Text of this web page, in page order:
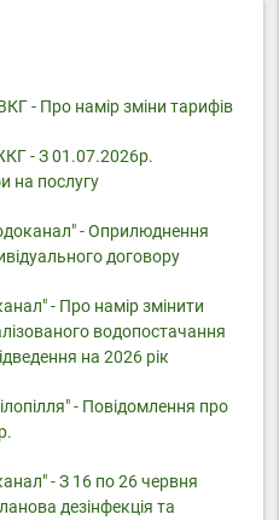
- Про намір зміни тарифів
- З 01.07.2026р.
на послугу
- Оприлюднення
договору
- Про намір змінити
водопостачання
на 2026 рік
- Повідомлення про
- З 16 по 26 червня
дезінфекція та